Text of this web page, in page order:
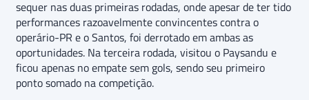
sequer nas duas primeiras rodadas, onde apesar de ter tido
performances razoavelmente convincentes contra o
operário-PR e o Santos, foi derrotado em ambas as
oportunidades. Na terceira rodada, visitou o Paysandu e
ficou apenas no empate sem gols, sendo seu primeiro
ponto somado na competição.